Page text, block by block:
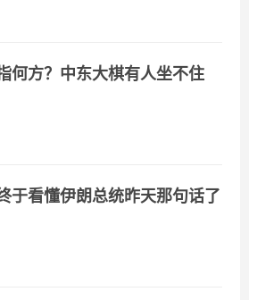
何方？中东大棋有人坐不住
于看懂伊朗总统昨天那句话了